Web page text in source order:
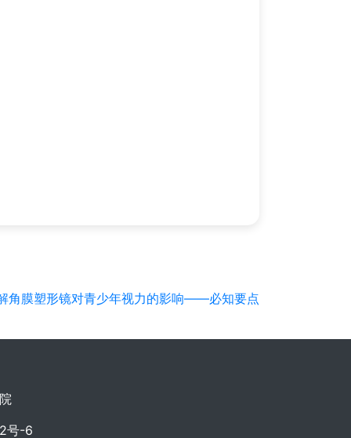
角膜塑形镜对青少年视力的影响——必知要点
号-6